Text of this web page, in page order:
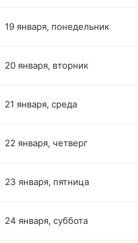
19 января, понедельник
20 января, вторник
21 января, среда
22 января, четверг
23 января, пятница
24 января, суббота